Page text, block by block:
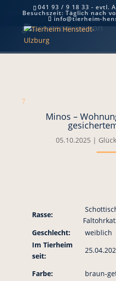
041 93 / 9 18 33 - evtl.
Besuchszeit: Täglich nach
info@tierheim-
Minos –
gesichertem Balkon
7
Minos –
05.10.2025 |
Rasse:
Geschlecht:
weiblich
Im Tierheim
seit:
Farbe:
braun-